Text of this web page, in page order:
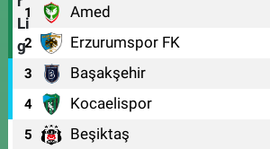
1 Amed
2 Erzurumspor FK
3 Başakşehir
4 Kocaelispor
5 Beşiktaş